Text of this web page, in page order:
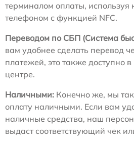
терминалом оплаты, используя
телефоном с функцией NFC.
Переводом по СБП (Система
вам удобнее сделать перевод
платежей, это также доступно
центре.
Наличными: Конечно же, мы
оплату наличными. Если вам
наличные средства, наш
выдаст соответствующий чек